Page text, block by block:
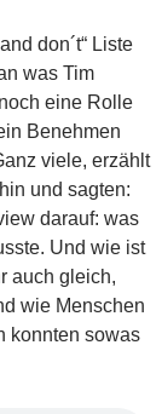
don´t“ Liste
was Tim
eine Rolle
Benehmen
viele, erzählt
und sagten:
darauf: was
Und wie ist
auch gleich,
wie Menschen
konnten sowas